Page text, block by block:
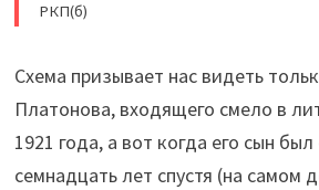
РКП(б)
Схема призывает нас видеть
Платонова, входящего смело в
1921 года, а вот когда его сын
семнадцать лет спустя (на самом